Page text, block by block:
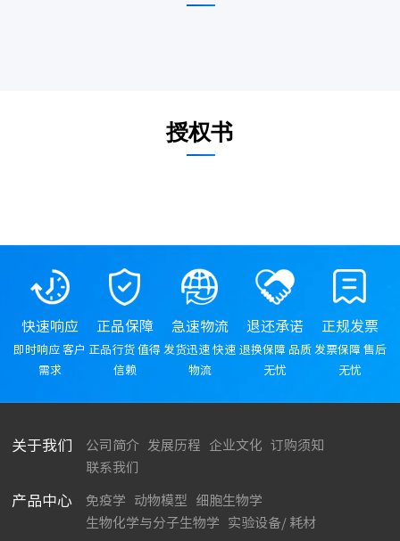
授权书
快速响应
即时响应 客户
需求
正品保障
正品行货 值得
信赖
急速物流
发货迅速 快速
物流
退还承诺
退换保障 品质
无忧
正规发票
发票保障 售后
无忧
关于我们 公司简介 发展历程 企业文化
订购须知
联系我们
产品中心 免疫学 动物模型
细胞生物学
生物化学与分子生物学
实验设备/ 耗材